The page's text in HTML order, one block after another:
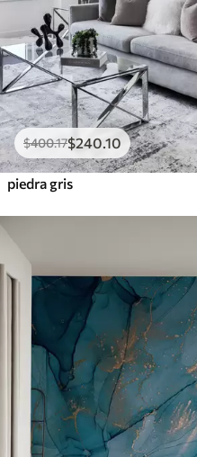
$400.17$240.10
piedra gris